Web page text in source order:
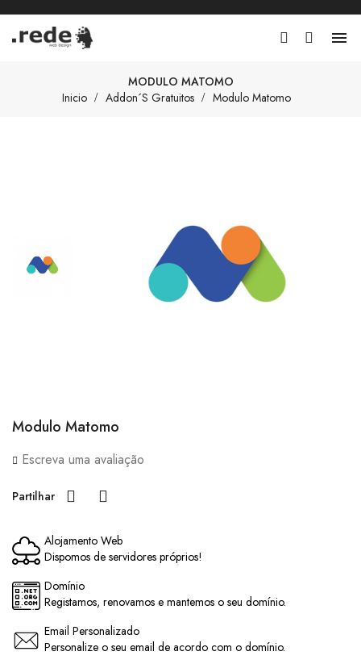

MODULO MATOMO
Inicio
Addon´s Gratuitos Modulo Matomo
Modulo Matomo
Escreva uma avaliação
Partilhar
Alojamento Web
Dispomos de servidores próprios!
Domínio
Registamos, renovamos e mantemos o seu domínio.
Email Personalizado
Personalize o seu email de acordo com o domínio.